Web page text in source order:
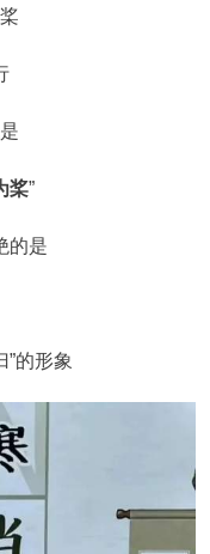
桨”
的是
”的形象